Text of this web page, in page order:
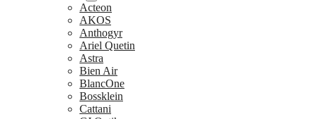
Acteon
AKOS
Anthogyr
Ariel Quetin
Astra
Bien Air
BlancOne
Bossklein
Cattani